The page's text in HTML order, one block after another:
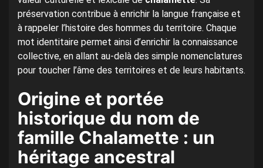
préservation contribue à enrichir la langue française et
à rappeler l’histoire des hommes du territoire. Chaque
mot identitaire permet ainsi d’enrichir la connaissance
collective, en allant au-delà des simple nomenclatures
pour toucher l’âme des territoires et de leurs habitants.
Origine et portée
historique du nom de
famille Chalamette : un
héritage ancestral